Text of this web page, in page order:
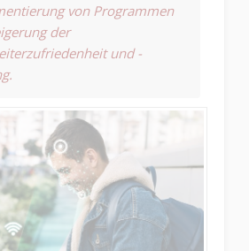
von Programmen
der
und -